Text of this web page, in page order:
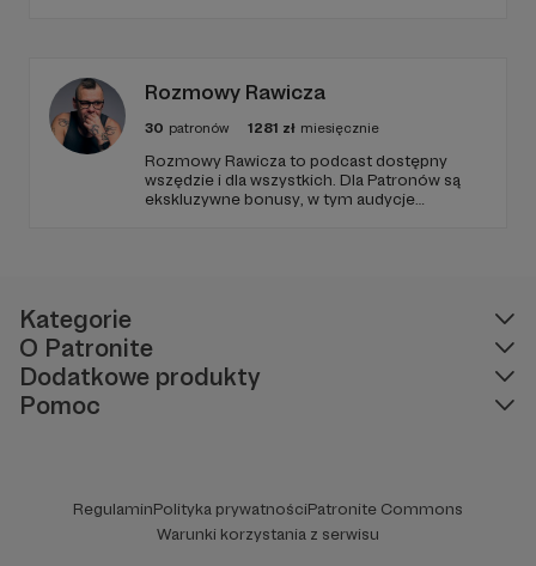
Rozmowy Rawicza
30 patronów 1281 zł miesięcznie
Rozmowy Rawicza to podcast dostępny
wszędzie i dla wszystkich. Dla Patronów są
ekskluzywne bonusy, w tym audycje
Kategorie
O Patronite
Dodatkowe produkty
Pomoc
RegulaminPolityka prywatnościPatronite Commons
Warunki korzystania z serwisu